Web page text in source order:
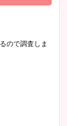
のかわいい画
のかわいいカッ
！同期や実家に
ので調査しま